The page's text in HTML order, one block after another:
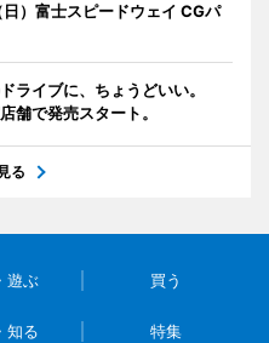
）富士スピードウェイ CGパ
ライブに、ちょうどいい。
舗で発売スタート。
る
遊ぶ 買う
知る 特集